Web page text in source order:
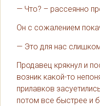
— Что? – рассеянно
Он с сожалением
— Это для нас
Продавец крякнул и
возник какой-то
прилавков
потом все быстрее и